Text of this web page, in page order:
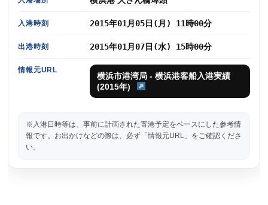
入港時刻 2015年01月05日(月) 11時00分
出港時刻 2015年01月07日(水) 15時00分
情報元URL
横浜市港湾局 - 横浜港客船入港実績
(2015年)
※入港日時等は、事前に計画された寄港予定をベースにした参考情
報です。お出かけなどの際は、必ず「情報元URL」をご確認くださ
い。